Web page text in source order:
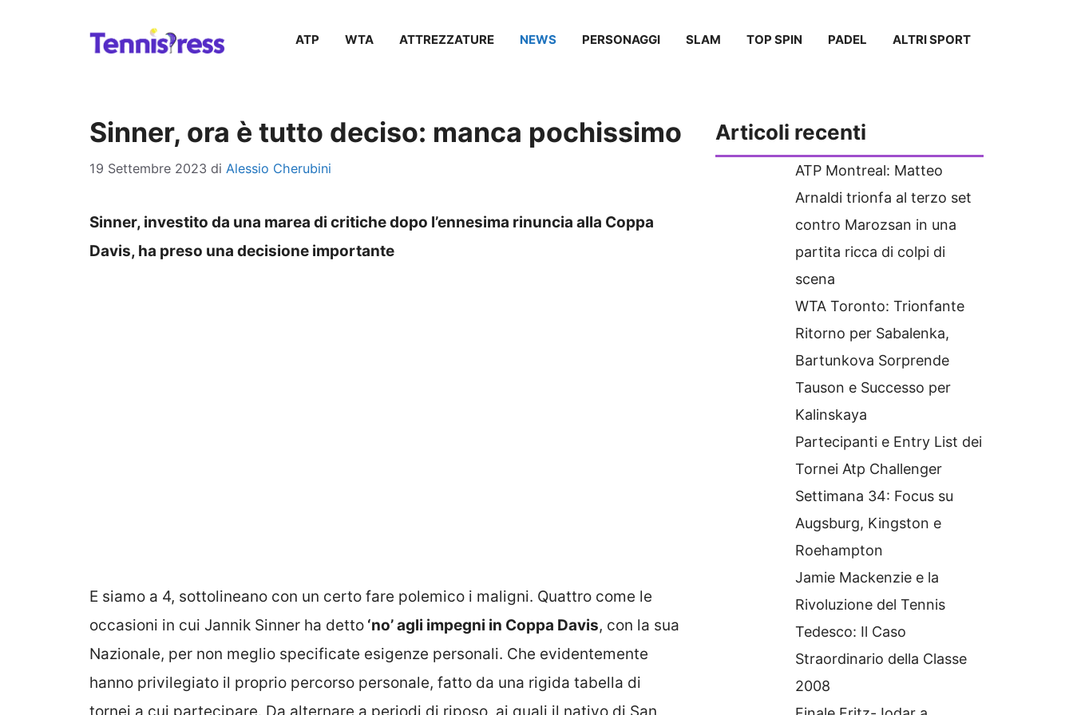
ATP WTA ATTREZZATURE NEWS PERSONAGGI SLAM TOP SPIN PADEL ALTRI SPORT
Sinner, ora è tutto deciso: manca pochissimo
19 Settembre 2023 di Alessio Cherubini
Sinner, investito da una marea di critiche dopo l’ennesima rinuncia alla Coppa
Davis, ha preso una decisione importante
E siamo a 4, sottolineano con un certo fare polemico i maligni. Quattro come le
occasioni in cui Jannik Sinner ha detto ‘no’ agli impegni in Coppa Davis, con la sua
Nazionale, per non meglio specificate esigenze personali. Che evidentemente
hanno privilegiato il proprio percorso personale, fatto da una rigida tabella di
tornei a cui partecipare. Da alternare a periodi di riposo, ai quali il nativo di San
Articoli recenti
ATP Montreal: Matteo
Arnaldi trionfa al terzo set
contro Marozsan in una
partita ricca di colpi di
scena
WTA Toronto: Trionfante
Ritorno per Sabalenka,
Bartunkova Sorprende
Tauson e Successo per
Kalinskaya
Partecipanti e Entry List dei
Tornei Atp Challenger
Settimana 34: Focus su
Augsburg, Kingston e
Roehampton
Jamie Mackenzie e la
Rivoluzione del Tennis
Tedesco: Il Caso
Straordinario della Classe
2008